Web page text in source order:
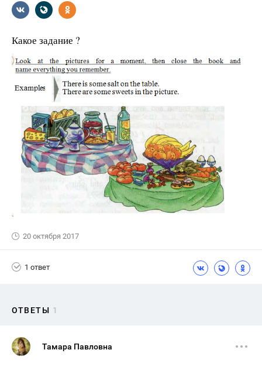
Какое задание ?
20 октября 2017
1 ответ
ОТВЕТЫ 1
Тамара Павловна